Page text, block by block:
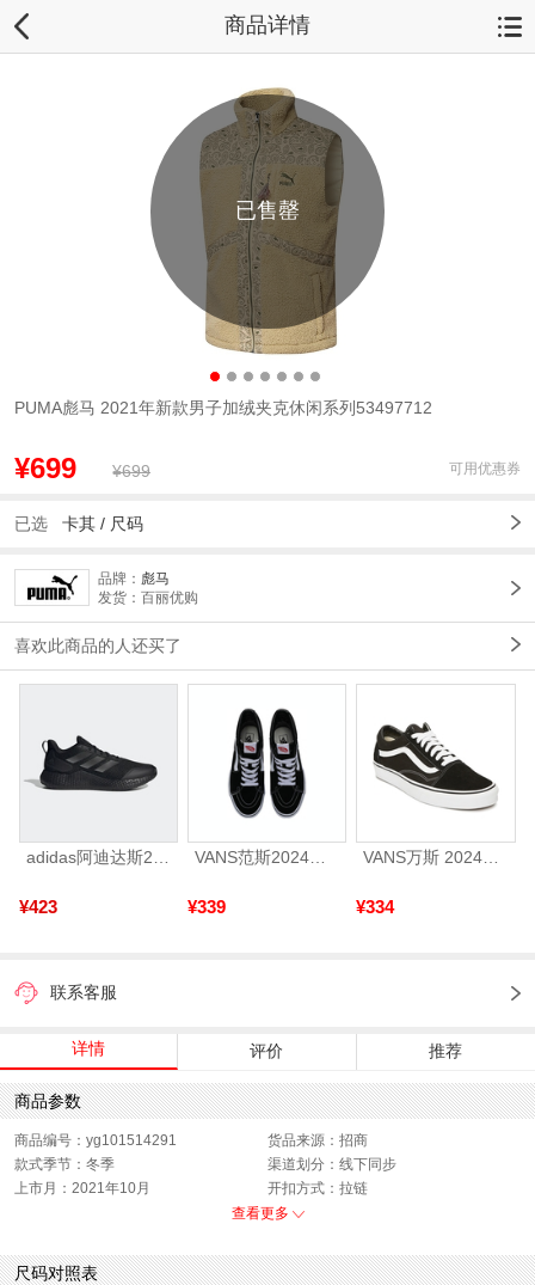
商品详情
已售罄
PUMA彪马 2021年新款男子加绒夹克休闲系列53497712
¥699 ¥699 可用优惠券
已选 卡其 / 尺码
品牌： 彪马
发货：百丽优购
喜欢此商品的人还买了
¥423 ¥339 ¥334
联系客服
详情 评价 推荐
商品参数
商品编号：yg101514291
货品来源：招商
款式季节：冬季
渠道划分：线下同步
上市月：2021年10月
开扣方式：拉链
运动款式：开衫
性别：男子
查看更多
尺码对照表